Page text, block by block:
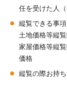
任を受けた人
縦覧できる事項
土地価格等縦
家屋価格等縦
価格
縦覧の際お持